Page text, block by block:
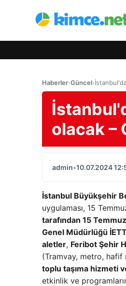
Haberler›Güncel›
olacak –
admin•10.07.2024
İstanbul Büyükşehir
uygulaması, 15
tarafından 15
Genel Müdürlüğü
aletler, Feribot Şehir
(Tramvay, metro, hafif
toplu taşıma hizmeti
etkinlik ve